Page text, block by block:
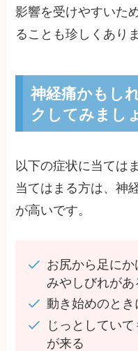
影響を受けやすいた
ることも珍しくあり
神経痛かもし
クしてみまし
以下の症状に当ては
当てはまる方は、神
が高いです。
お尻から足に
みやしびれがあ
動き始めのと
じっとしてい
が来る